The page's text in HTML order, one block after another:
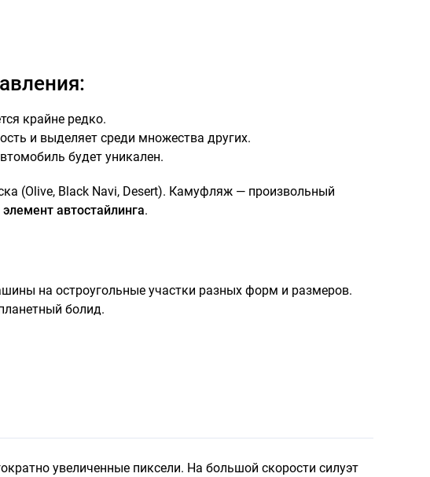
крайне редко.
и выделяет среди множества других.
будет уникален.
(Olive, Black Navi, Desert). Камуфляж — произвольный
автостайлинга.
на остроугольные участки разных форм и размеров.
болид.
увеличенные пиксели. На большой скорости силуэт